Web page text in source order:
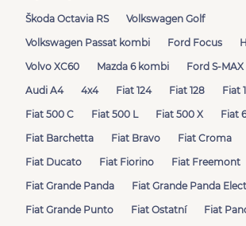
Škoda Octavia RS
Volkswagen Golf
Volkswagen Passat kombi
Ford Focus
Volvo XC60
Mazda 6 kombi Ford S-MAX
Audi A4
4x4 Fiat 124 Fiat 128 Fiat
Fiat 500 C
Fiat 500 L Fiat 500 X Fiat
Fiat Barchetta
Fiat Bravo Fiat Croma
Fiat Ducato
Fiat Fiorino
Fiat Freemont
Fiat Grande Panda
Fiat Grande Panda
Fiat Grande Punto
Fiat Ostatní Fiat